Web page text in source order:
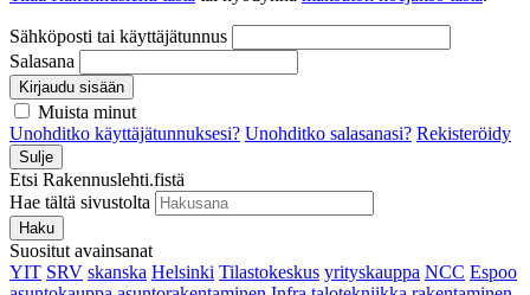
Sähköposti tai käyttäjätunnus
Salasana
Kirjaudu sisään
Muista minut
Unohditko käyttäjätunnuksesi? Unohditko salasanasi? Rekisteröidy
Sulje
Etsi Rakennuslehti.fistä
Hae tältä sivustolta
Haku
Suositut avainsanat
YIT SRV skanska Helsinki Tilastokeskus yrityskauppa NCC Espoo